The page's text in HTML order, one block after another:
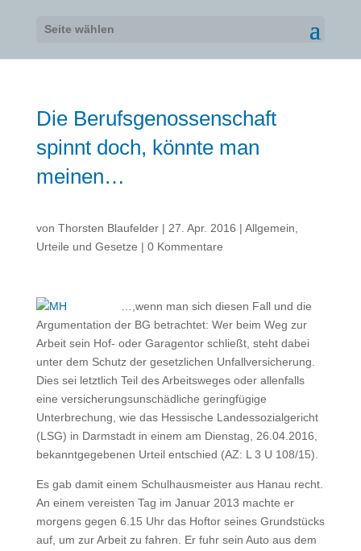
Seite wählen
Die Berufsgenossenschaft
spinnt doch, könnte man
meinen…
von Thorsten Blaufelder| 27. Apr. 2016 | Allgemein
Urteile und Gesetze | 0 Kommentare
…,wenn man sich diesen Fall und die
Argumentation der BG betrachtet: Wer beim Weg zur
Arbeit sein Hof- oder Garagentor schließt, steht dabei
unter dem Schutz der gesetzlichen Unfallversicherung.
Dies sei letztlich Teil des Arbeitsweges oder allenfalls
eine versicherungsunschädliche geringfügige
Unterbrechung, wie das Hessische Landessozialgericht
(LSG) in Darmstadt in einem am Dienstag, 26.04.2016,
bekanntgegebenen Urteil entschied (AZ: L 3 U 108/15).
Es gab damit einem Schulhausmeister aus Hanau recht.
An einem vereisten Tag im Januar 2013 machte er
morgens gegen 6.15 Uhr das Hoftor seines Grundstücks
auf, um zur Arbeit zu fahren. Er fuhr sein Auto aus dem